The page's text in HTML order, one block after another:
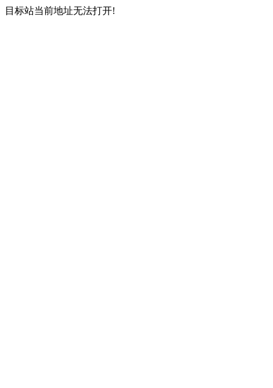
目标站当前地址无法打开!